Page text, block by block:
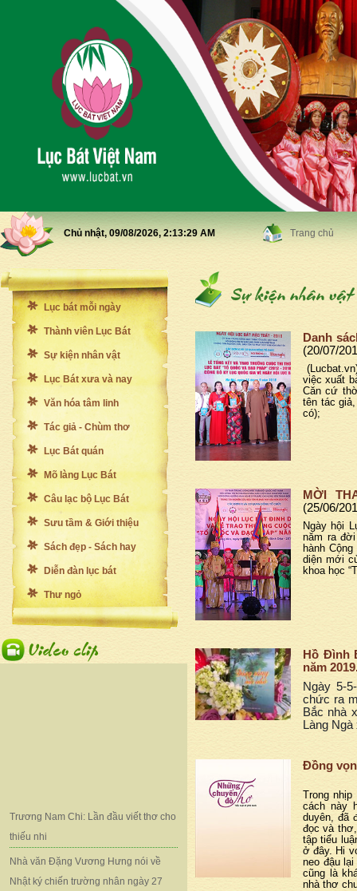
Chủ nhật, 09/08/2026, 2:13:31 AM Trang chủ
Lục bát mỗi ngày
Thành viên Lục Bát
Sự kiện nhân vật
Lục Bát xưa và nay
Văn hóa tâm linh
Tác giả - Chùm thơ
Lục Bát quán
Mõ làng Lục Bát
Câu lạc bộ Lục Bát
Sưu tầm & Giới thiệu
Sách đẹp - Sách hay
Diễn đàn lục bát
Thư ngỏ
Trương Nam Chi: Lần đầu viết thơ cho
thiếu nhi
Nhà văn Đặng Vương Hưng nói về
Nhật ký chiến trường nhân ngày 27
Danh
(20/07/
việc xuất
Căn cứ
tên tác
có);
MỜI
(25/06/
Ngày hội
năm ra
hành
diện mới
khoa học
Hồ Đình
năm
Ngày 5-
chức ra
Bắc nhà
Làng
Đồng
Trong
cách này
duyên, đã
đọc và
tập tiểu
ở đây. Hi
neo đậu
cũng là
nhà thơ